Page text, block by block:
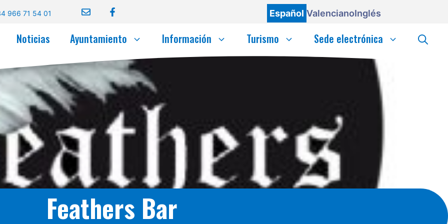
966 71 54 01 Español ValencianoInglés
Noticias Ayuntamiento Información Turismo Sede electrónica
Feathers Bar